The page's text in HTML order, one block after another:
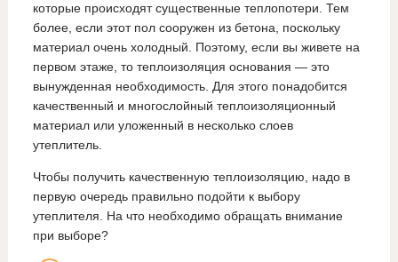
которые происходят существенные теплопотери. Тем
более, если этот пол сооружен из бетона, поскольку
материал очень холодный. Поэтому, если вы живете на
первом этаже, то теплоизоляция основания — это
вынужденная необходимость. Для этого понадобится
качественный и многослойный теплоизоляционный
материал или уложенный в несколько слоев
утеплитель.
Чтобы получить качественную теплоизоляцию, надо в
первую очередь правильно подойти к выбору
утеплителя. На что необходимо обращать внимание
при выборе?